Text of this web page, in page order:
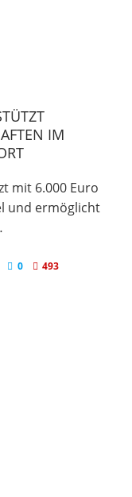
IM
mit 6.000 Euro
und ermöglicht
0 493